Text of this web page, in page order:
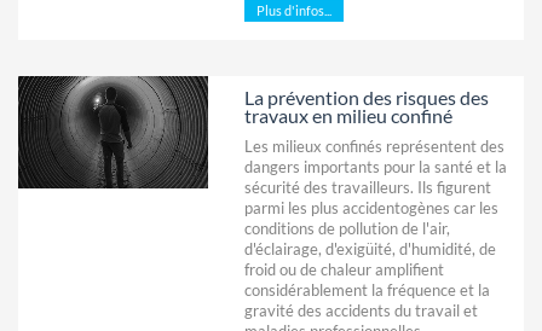
Plus d'infos...
La prévention des risques des
travaux en milieu confiné
Les milieux confinés représentent des
dangers importants pour la santé et la
sécurité des travailleurs. Ils figurent
parmi les plus accidentogènes car les
conditions de pollution de l'air,
d'éclairage, d'exigüité, d'humidité, de
froid ou de chaleur amplifient
considérablement la fréquence et la
gravité des accidents du travail et